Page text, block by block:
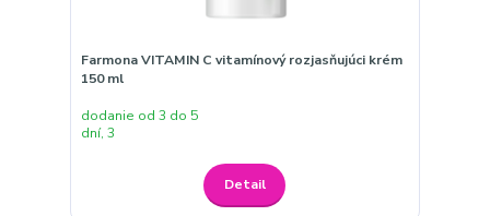
Farmona VITAMIN C vitamínový rozjasňujúci krém
150 ml
dodanie od 3 do 5
dní, 3
Detail